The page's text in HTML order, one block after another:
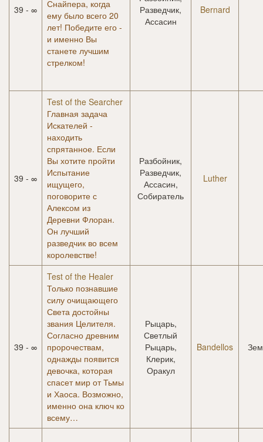
39 - ∞
Снайпера, когда
ему было всего 20
лет! Победите его -
и именно Вы
станете лучшим
стрелком!
Разведчик,
Ассасин
Bernard
39 - ∞
Test of the Searcher
Главная задача
Искателей -
находить
спрятанное. Если
Вы хотите пройти
Испытание
ищущего,
поговорите с
Алексом из
Деревни Флоран.
Он лучший
разведчик во всем
королевстве!
Разбойник,
Разведчик,
Ассасин,
Собиратель
Luther
39 - ∞
Test of the Healer
Только познавшие
силу очищающего
Света достойны
звания Целителя.
Согласно древним
пророчествам,
однажды появится
девочка, которая
спасет мир от Тьмы
и Хаоса. Возможно,
именно она ключ ко
всему…
Рыцарь,
Светлый
Рыцарь,
Клерик,
Оракул
Bandellos